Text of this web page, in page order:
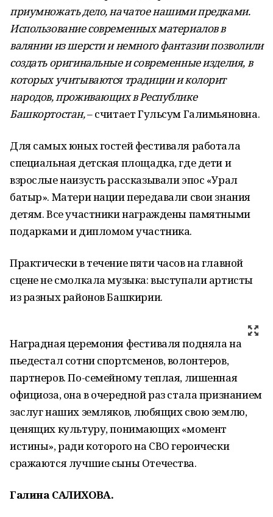
приумножать дело, начатое нашими предками.
Использование современных материалов в
валянии из шерсти и немного фантазии позволили
создать оригинальные и современные изделия, в
которых учитываются традиции и колорит
народов, проживающих в Республике
Башкортостан,– считает Гульсум Галимьяновна.
Для самых юных гостей фестиваля работала
специальная детская площадка, где дети и
взрослые наизусть рассказывали эпос «Урал
батыр». Матери нации передавали свои знания
детям. Все участники награждены памятными
подарками и дипломом участника.
Практически в течение пяти часов на главной
сцене не смолкала музыка: выступали артисты
из разных районов Башкирии.
Наградная церемония фестиваля подняла на
пьедестал сотни спортсменов, волонтеров,
партнеров. По-семейному теплая, лишенная
официоза, она в очередной раз стала признанием
заслуг наших земляков, любящих свою землю,
ценящих культуру, понимающих «момент
истины», ради которого на СВО героически
сражаются лучшие сыны Отечества.
Галина САЛИХОВА.